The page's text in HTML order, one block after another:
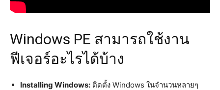
Windows PE สามารถใช้งาน
ฟีเจอร์อะไรได้บ้าง
Installing Windows: ติดตั้ง Windows ในจำนวนหลายๆ